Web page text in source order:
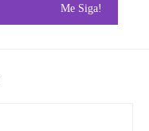
Me Siga!